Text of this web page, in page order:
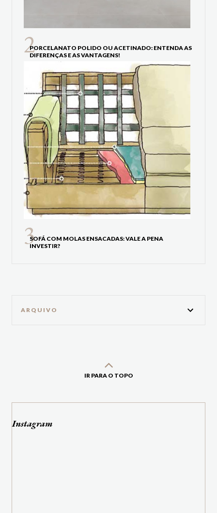
PORCELANATO POLIDO OU ACETINADO: ENTENDA AS
DIFERENÇAS E AS VANTAGENS!
SOFÁ COM MOLAS ENSACADAS: VALE A PENA
INVESTIR?
ARQUIVO
IR PARA O TOPO
Instagram